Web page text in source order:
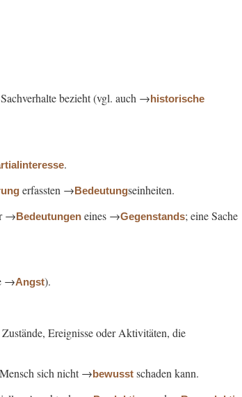
Sachverhalte bezieht (vgl. auch →historische
.
erfassten →Bedeutungseinheiten.
→Bedeutungen eines →Gegenstands; eine Sache
→Angst).
Ereignisse oder Aktivitäten, die
sich nicht →bewusst schaden kann.